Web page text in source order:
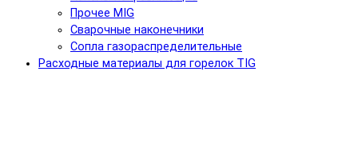
Прочее MIG
Сварочные наконечники
Сопла газораспределительные
Расходные материалы для горелок TIG